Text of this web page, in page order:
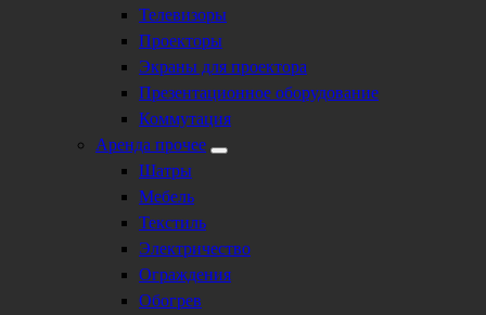
Телевизоры
Проекторы
Экраны для проектора
Презентационное оборудование
Коммутация
Аренда прочее
Шатры
Мебель
Текстиль
Электричество
Ограждения
Обогрев